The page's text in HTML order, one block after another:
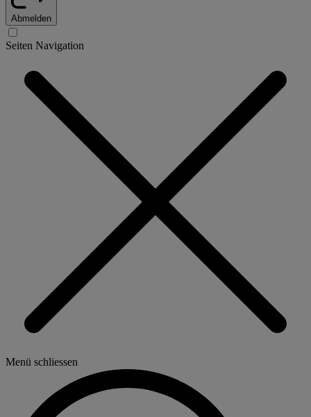
Abmelden
Seiten Navigation
Menü schliessen